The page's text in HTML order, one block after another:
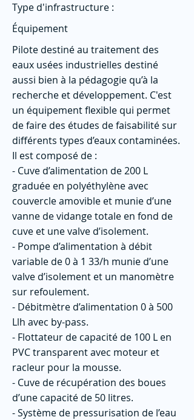
Type d'infrastructure :
Équipement
Pilote destiné au traitement des
eaux usées industrielles destiné
aussi bien à la pédagogie qu’à la
recherche et développement. C'est
un équipement flexible qui permet
de faire des études de faisabilité sur
différents types d’eaux contaminées.
Il est composé de :
- Cuve d’alimentation de 200 L
graduée en polyéthylène avec
couvercle amovible et munie d’une
vanne de vidange totale en fond de
cuve et une valve d’isolement.
- Pompe d’alimentation à débit
variable de 0 à 1 33/h munie d’une
valve d’isolement et un manomètre
sur refoulement.
- Débitmètre d’alimentation 0 à 500
Llh avec by-pass.
- Flottateur de capacité de 100 L en
PVC transparent avec moteur et
racleur pour la mousse.
- Cuve de récupération des boues
d’une capacité de 50 litres.
- Système de pressurisation de l’eau